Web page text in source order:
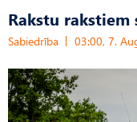
Rakstu rakstiem
Sabiedrība 03:00, 7.